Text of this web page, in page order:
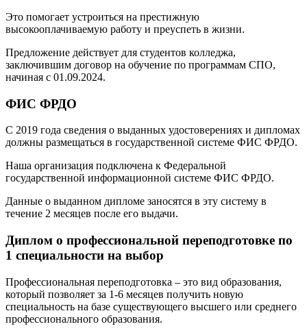
Это помогает устроиться на престижную
высокооплачиваемую работу и преуспеть в жизни.
Предложение действует для студентов колледжа,
заключившим договор на обучение по программам СПО,
начиная с 01.09.2024.
ФИС ФРДО
С 2019 года сведения о выданных удостоверениях и дипломах
должны размещаться в государственной системе ФИС ФРДО.
Наша организация подключена к Федеральной
государственной информационной системе ФИС ФРДО.
Данные о выданном дипломе заносятся в эту систему в
течение 2 месяцев после его выдачи.
Диплом о профессиональной переподготовке по
1 специальности на выбор
Профессиональная переподготовка – это вид образования,
который позволяет за 1-6 месяцев получить новую
специальность на базе существующего высшего или среднего
профессионального образования.